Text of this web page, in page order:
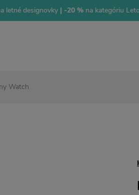
letné designovky| -20 % na kategóriu
Watch